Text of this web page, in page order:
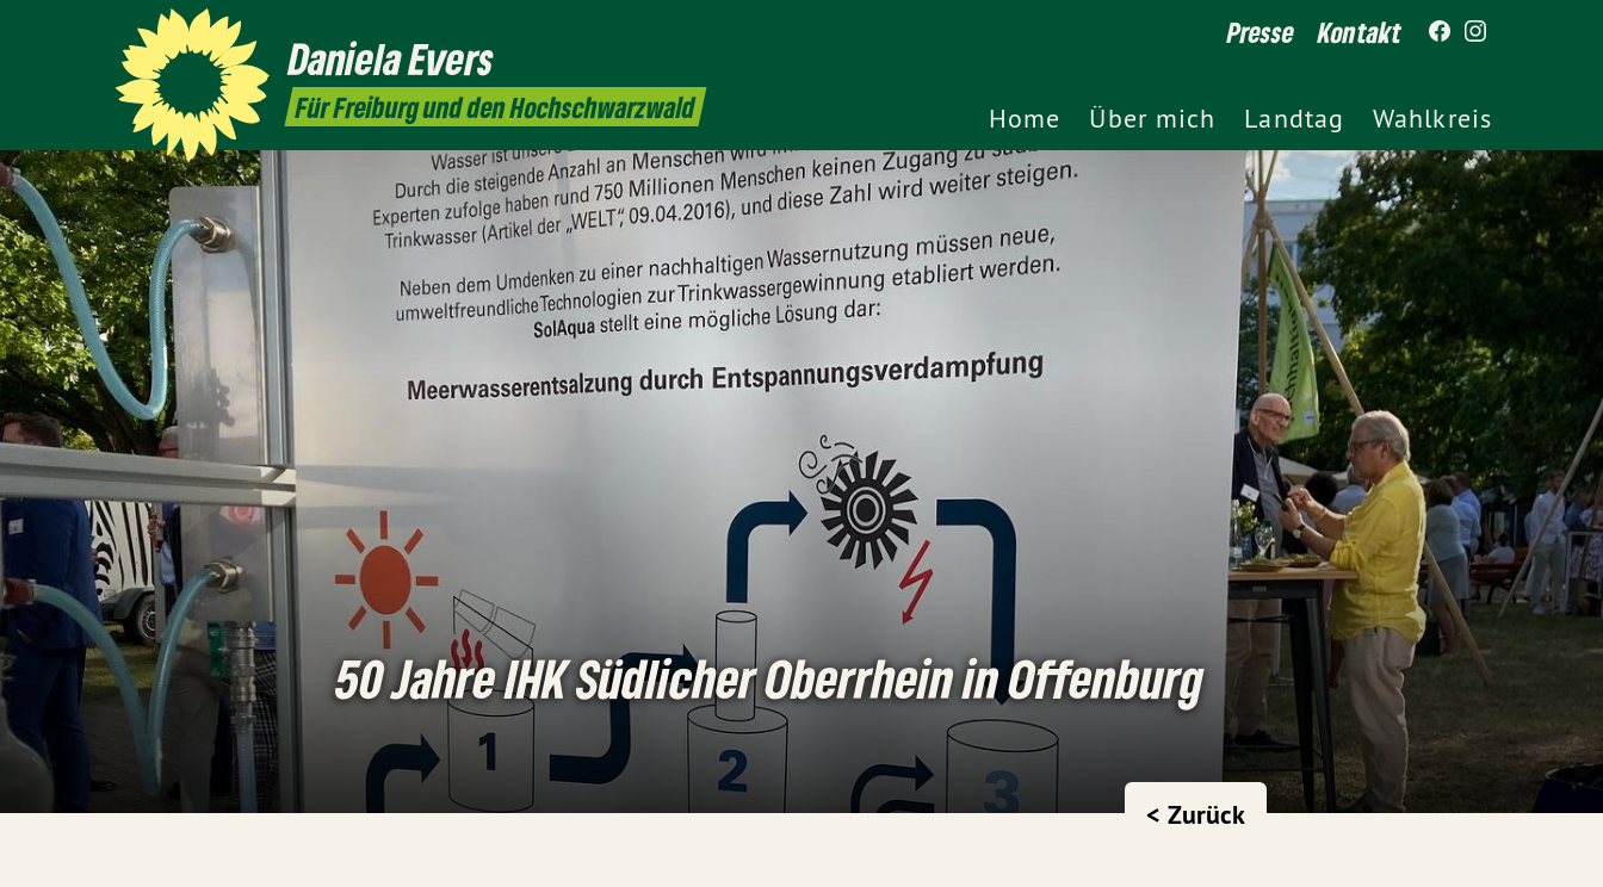
DanielaEvers
Für Freiburg und den Hochschwarzwald
Presse Kontakt
Home Über mich Landtag Wahlkreis
50 Jahre IHK Südlicher Oberrhein in Offenburg
< Zurück